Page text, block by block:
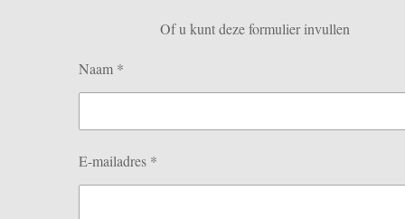
Of u kunt deze formulier invullen
Naam *
E-mailadres *